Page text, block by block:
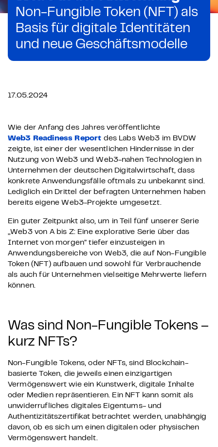
Non-Fungible Token (NFT) als
Basis für digitale Identitäten
und neue Geschäftsmodelle
17.05.2024
Wie der Anfang des Jahres veröffentlichte
Web3 Readiness Report des Labs Web3 im BVDW
zeigte, ist einer der wesentlichen Hindernisse in der
Nutzung von Web3 und Web3-nahen Technologien in
Unternehmen der deutschen Digitalwirtschaft, dass
konkrete Anwendungsfälle oftmals zu unbekannt sind.
Lediglich ein Drittel der befragten Unternehmen haben
bereits eigene Web3-Projekte umgesetzt.
Ein guter Zeitpunkt also, um in Teil fünf unserer Serie
„Web3 von A bis Z: Eine explorative Serie über das
Internet von morgen” tiefer einzusteigen in
Anwendungsbereiche von Web3, die auf Non-Fungible
Token (NFT) aufbauen und sowohl für Verbrauchende
als auch für Unternehmen vielseitige Mehrwerte liefern
können.
Was sind Non-Fungible Tokens –
kurz NFTs?
Non-Fungible Tokens, oder NFTs, sind Blockchain-
basierte Token, die jeweils einen einzigartigen
Vermögenswert wie ein Kunstwerk, digitale Inhalte
oder Medien repräsentieren. Ein NFT kann somit als
unwiderrufliches digitales Eigentums- und
Authentizitätszertifikat betrachtet werden, unabhängig
davon, ob es sich um einen digitalen oder physischen
Vermögenswert handelt.